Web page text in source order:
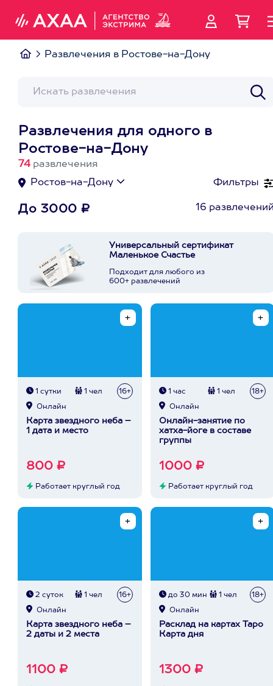
Развлечения в Ростове-на-Дону
Развлечения для одного в
Ростове-на-Дону
74 развлечения
Фильтры
Ростов-на-Дону
До 3000 ₽ 16
Универсальный сертификат
Маленькое Счастье
Подходит для любого из
600+ развлечений
1 сутки 1 чел 16+
Онлайн
Карта звездного неба –
1 дата и место
800 ₽
Работает круглый год
1 час 1 чел 18+
Онлайн
Онлайн-занятие по
хатха-йоге в составе
группы
1000 ₽
Работает круглый год
2 суток 1 чел 16+
Онлайн
Карта звездного неба –
2 даты и 2 места
1100 ₽
до 30 мин 1 чел 18+
Онлайн
Расклад на картах Таро
Карта дня
1300 ₽